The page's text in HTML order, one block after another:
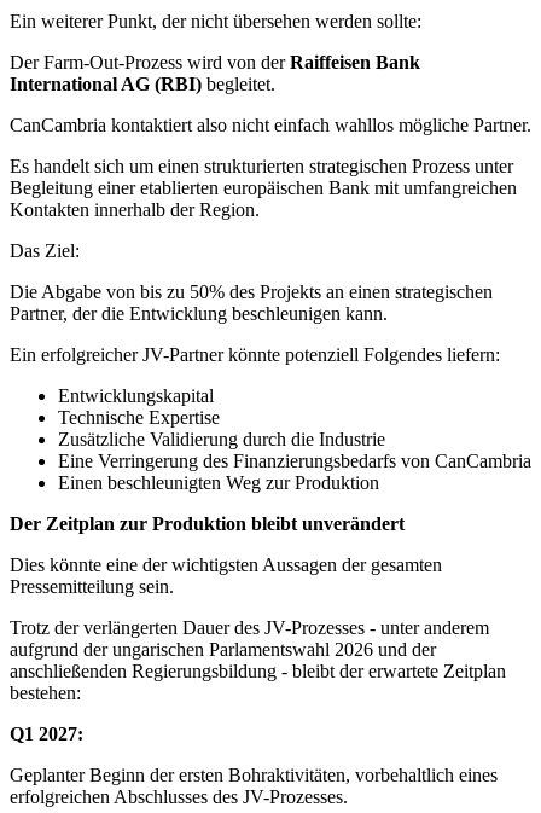
Ein weiterer Punkt, der nicht übersehen werden sollte:
Der Farm-Out-Prozess wird von derRaiffeisen Bank
International AG (RBI) begleitet.
CanCambria kontaktiert also nicht einfach wahllos mögliche Partner.
Es handelt sich um einen strukturierten strategischen Prozess unter
Begleitung einer etablierten europäischen Bank mit umfangreichen
Kontakten innerhalb der Region.
Das Ziel:
Die Abgabe von bis zu 50% des Projekts an einen strategischen
Partner, der die Entwicklung beschleunigen kann.
Ein erfolgreicher JV-Partner könnte potenziell Folgendes liefern:
Entwicklungskapital
Technische Expertise
Zusätzliche Validierung durch die Industrie
Eine Verringerung des Finanzierungsbedarfs von CanCambria
Einen beschleunigten Weg zur Produktion
Der Zeitplan zur Produktion bleibt unverändert
Dies könnte eine der wichtigsten Aussagen der gesamten
Pressemitteilung sein.
Trotz der verlängerten Dauer des JV-Prozesses - unter anderem
aufgrund der ungarischen Parlamentswahl 2026 und der
anschließenden Regierungsbildung - bleibt der erwartete Zeitplan
bestehen:
Q1 2027:
Geplanter Beginn der ersten Bohraktivitäten, vorbehaltlich eines
erfolgreichen Abschlusses des JV-Prozesses.